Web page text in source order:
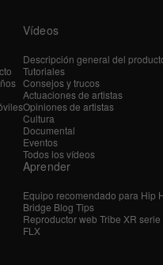
Vídeos
Descripción general del
Tutoriales
Consejos y trucos
Actuaciones de artistas
Opiniones de artistas
Cultura
Documental
Eventos
Todos los vídeos
Aprender
Equipo recomendado para Hip
Bridge Blog Tips
Reproductor web Tribe XR
FLX